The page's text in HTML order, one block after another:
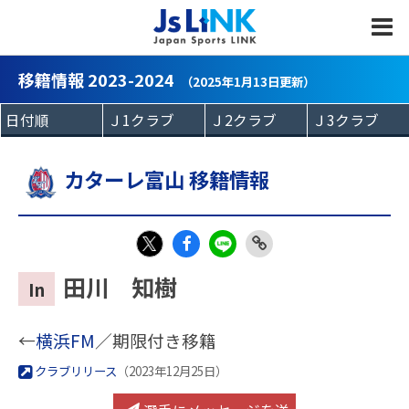
移籍情報 2023-2024 （2025年1月13日更新）
カターレ富山 移籍情報
Fac
k
In 田川 知樹
←横浜FM／期限付き移籍
クラブリリース （2023年12月25日）